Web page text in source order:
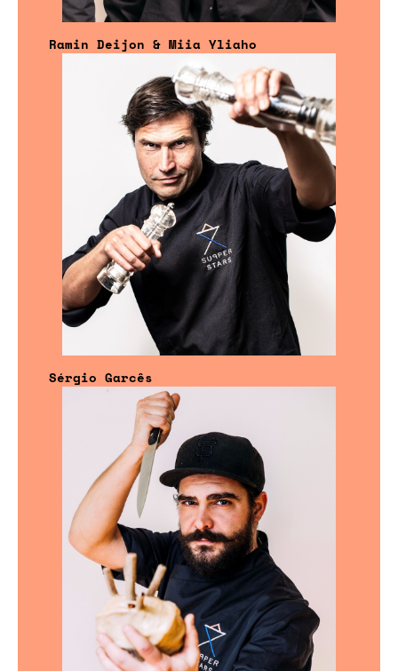
Ramin Deijon & Miia Yliaho
Sérgio Garcês